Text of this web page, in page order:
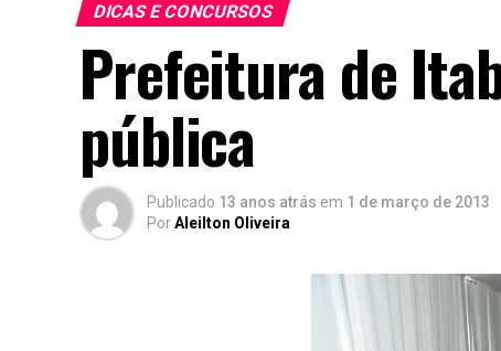
DICAS E CONCURSOS
Prefeitura de
pública
Publicado 13 anos atrás em 1 de março de 2013
PorAleilton Oliveira